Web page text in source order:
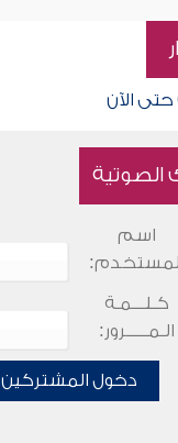
حتى الآن
الصوتية
اسم
كـلـــمـة
الـمـــــرور:
دخول المشتركين